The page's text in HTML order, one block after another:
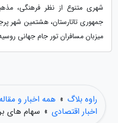
شهری متنوع از نظر فرهنگی،
جمهوری تاتارستان، هشتمین شهر
میزبان مسافران تور جام جهانی
راوه بلاگ » همه اخبار و
اخبار اقتصادی » سهام های